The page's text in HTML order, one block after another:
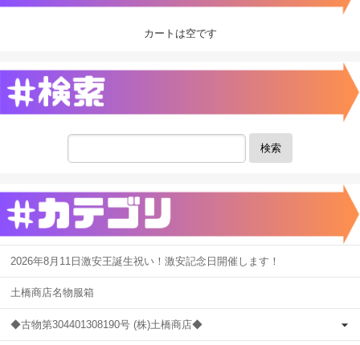
カートは空です
検索
2026年8月11日激安王誕生祝い！激安記念日開催します！
土橋商店名物服箱
◆古物第304401308190号 (株)土橋商店◆